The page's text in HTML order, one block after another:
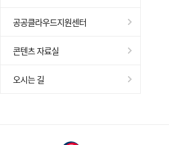
공공클라우드지원센터
콘텐츠 자료실
오시는 길